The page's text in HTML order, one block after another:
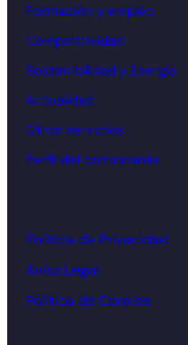
Formación y empleo
Competitividad
Sostenibilidad y Energía
Actualidad
Otros servicios
Perfil del contratante
Política de Privacidad
Aviso Legal
Política de Cookies